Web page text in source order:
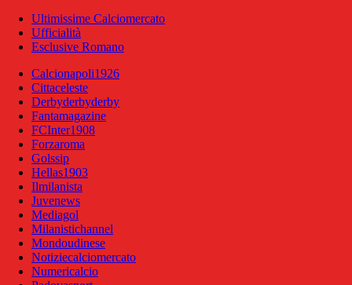
Ultimissime Calciomercato
Ufficialità
Esclusive Romano
Calcionapoli1926
Cittaceleste
Derbyderbyderby
Fantamagazine
FCInter1908
Forzaroma
Golssip
Hellas1903
Ilmilanista
Juvenews
Mediagol
Milanistichannel
Mondoudinese
Notiziecalciomercato
Numericalcio